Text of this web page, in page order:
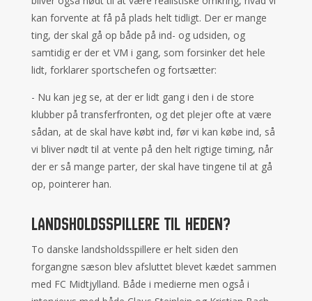
kan forvente at få på plads helt tidligt. Der er mange
ting, der skal gå op både på ind- og udsiden, og
samtidig er der et VM i gang, som forsinker det hele
lidt, forklarer sportschefen og fortsætter:
- Nu kan jeg se, at der er lidt gang i den i de store
klubber på transferfronten, og det plejer ofte at være
sådan, at de skal have købt ind, før vi kan købe ind, så
vi bliver nødt til at vente på den helt rigtige timing, når
der er så mange parter, der skal have tingene til at gå
op, pointerer han.
Landsholdsspillere til heden?
To danske landsholdsspillere er helt siden den
forgangne sæson blev afsluttet blevet kædet sammen
med FC Midtjylland. Både i medierne men også i